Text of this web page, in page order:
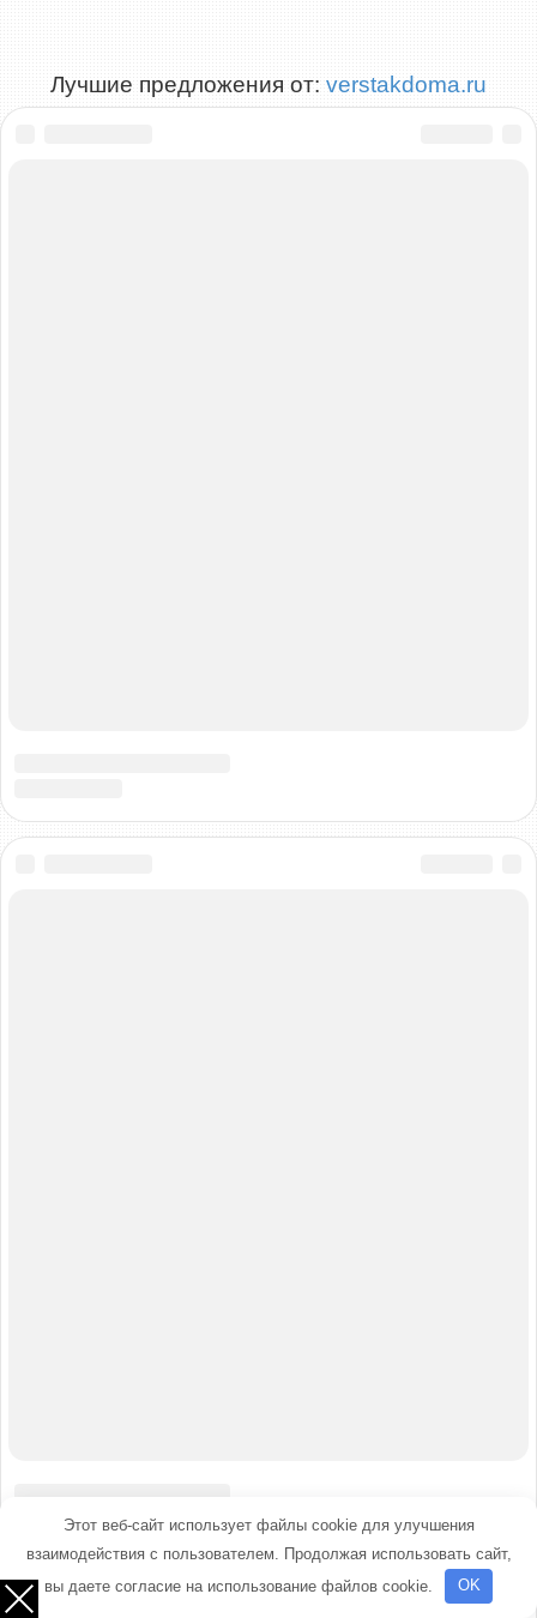
Лучшие предложения от: verstakdoma.ru
Этот веб-сайт использует файлы cookie для улучшения
взаимодействия с пользователем. Продолжая использовать сайт,
вы даете согласие на использование файлов cookie.
OK